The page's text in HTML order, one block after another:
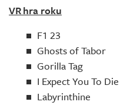
VR hra roku
F1 23
Ghosts of Tabor
Gorilla Tag
I Expect You To Die
Labyrinthine